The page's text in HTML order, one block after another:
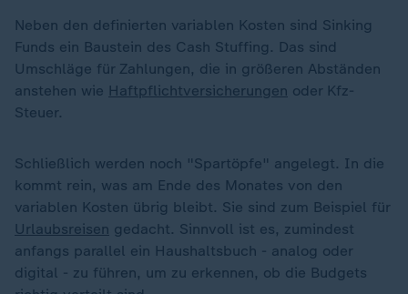
Neben den definierten variablen Kosten sind Sinking
Funds ein Baustein des Cash Stuffing. Das sind
Umschläge für Zahlungen, die in größeren Abständen
anstehen wie Haftpflichtversicherungen oder Kfz-
Steuer.
Schließlich werden noch "Spartöpfe" angelegt. In die
kommt rein, was am Ende des Monates von den
variablen Kosten übrig bleibt. Sie sind zum Beispiel für
Urlaubsreisen gedacht. Sinnvoll ist es, zumindest
anfangs parallel ein Haushaltsbuch - analog oder
digital - zu führen, um zu erkennen, ob die Budgets